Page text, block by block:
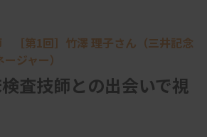
［第1回］竹澤 理子さん（三井記念
ジャー）
査技師との出会いで視